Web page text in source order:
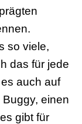
so viele,
das für jede
auch auf
einen
gibt für